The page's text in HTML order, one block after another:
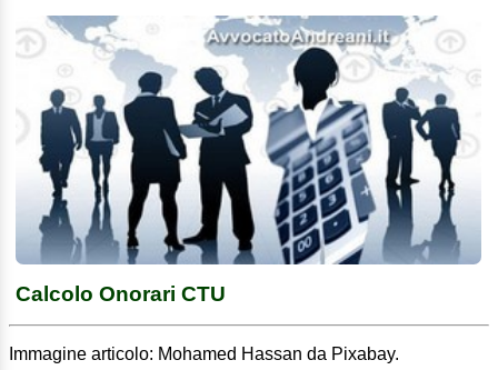
Calcolo Onorari CTU
Immagine articolo: Mohamed Hassan da Pixabay.